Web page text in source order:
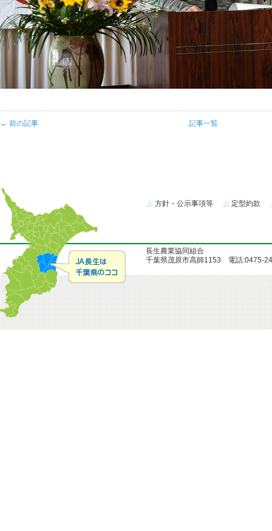
← 前の記事 記事一覧
方針・公示事項等 定型約款
長生農業協同組合
千葉県茂原市高師1153 電話:0475-